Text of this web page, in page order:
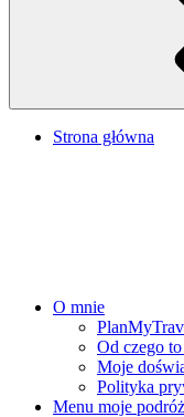
Strona główna
O mnie
Od czego
Moje
Polityka
Menu moje